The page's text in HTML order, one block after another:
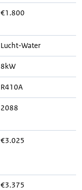
€1.800
Lucht-Water
8kW
R410A
2088
€3.025
€3.375